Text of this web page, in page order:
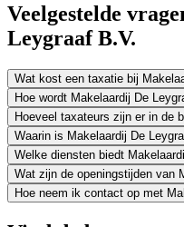
Veelgestelde
Leygraaf B.V.
Wat kost een taxatie bij
Hoe wordt Makelaardij De
Hoeveel taxateurs zijn er in de
Waarin is Makelaardij De
Welke diensten biedt
Wat zijn de openingstijden van
Hoe neem ik contact op met